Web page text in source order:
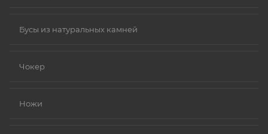
Бусы из натуральных камней
Чокер
Ножи